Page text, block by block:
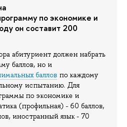
по экономике и
он составит 200
абитуриент должен набрать
баллов, но и
баллов по каждому
испытанию. Для
по экономике и
(профильная) - 60 баллов,
иностранный язык - 70